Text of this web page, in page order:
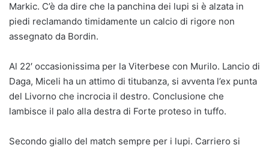
Markic. C’è da dire che la panchina dei lupi si è alzata in
piedi reclamando timidamente un calcio di rigore non
assegnato da Bordin.
Al 22′ occasionissima per la Viterbese con Murilo. Lancio di
Daga, Miceli ha un attimo di titubanza, si avventa l’ex punta
del Livorno che incrocia il destro. Conclusione che
lambisce il palo alla destra di Forte proteso in tuffo.
Secondo giallo del match sempre per i lupi. Carriero si